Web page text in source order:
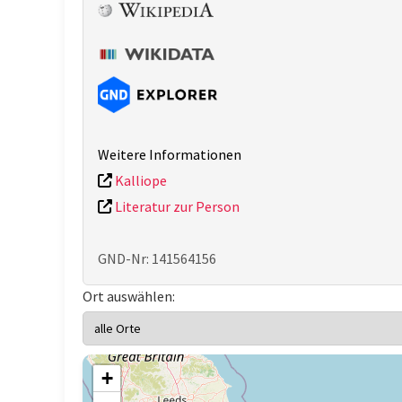
Weitere Informationen
Kalliope
Literatur zur Person
GND-Nr: 141564156
Ort auswählen:
+